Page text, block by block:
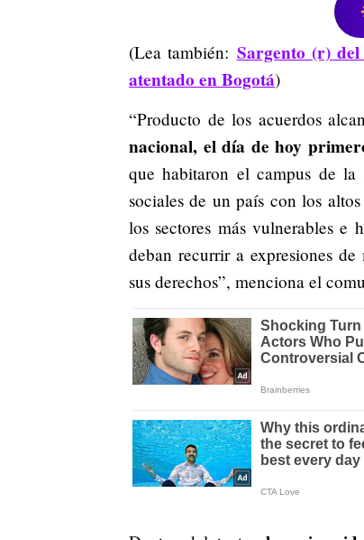
(Lea también: Sargento (r)
atentado en Bogotá)
“Producto de los acuerdos
nacional, el día de hoy
que habitaron el campus de
sociales de un país con los
los sectores más vulnerables e
deban recurrir a expresiones
sus derechos”, menciona el